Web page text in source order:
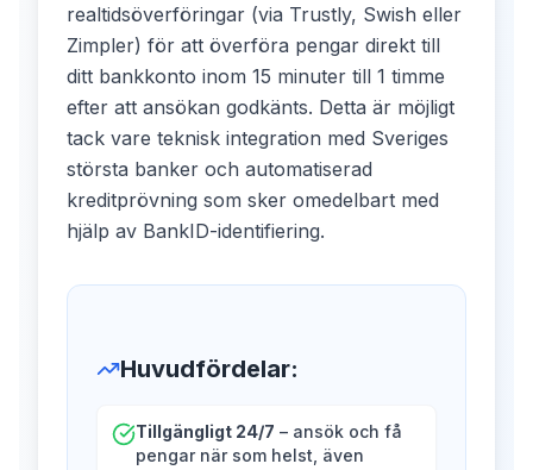
realtidsöverföringar (via Trustly, Swish eller
Zimpler) för att överföra pengar direkt till
ditt bankkonto inom 15 minuter till 1 timme
efter att ansökan godkänts. Detta är möjligt
tack vare teknisk integration med Sveriges
största banker och automatiserad
kreditprövning som sker omedelbart med
hjälp av BankID-identifiering.
Huvudfördelar:
Tillgängligt 24/7 – ansök och få
pengar när som helst, även